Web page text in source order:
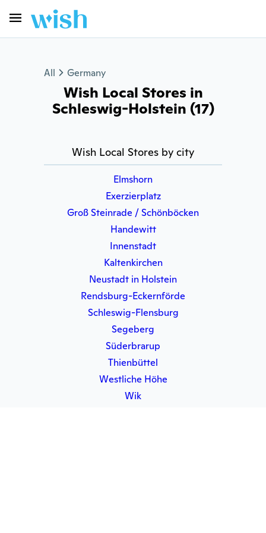
All Germany
Wish Local Stores in
Schleswig-Holstein (17)
Wish Local Stores by city
Elmshorn
Exerzierplatz
Groß Steinrade / Schönböcken
Handewitt
Innenstadt
Kaltenkirchen
Neustadt in Holstein
Rendsburg-Eckernförde
Schleswig-Flensburg
Segeberg
Süderbrarup
Thienbüttel
Westliche Höhe
Wik